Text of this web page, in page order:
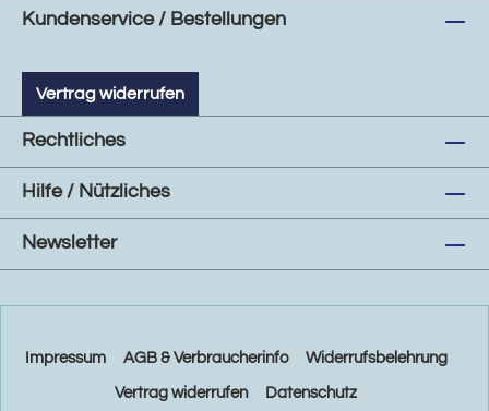
Kundenservice / Bestellungen
Vertrag widerrufen
Rechtliches
Hilfe / Nützliches
Newsletter
Impressum AGB & Verbraucherinfo Widerrufsbelehrung
Vertrag widerrufen Datenschutz